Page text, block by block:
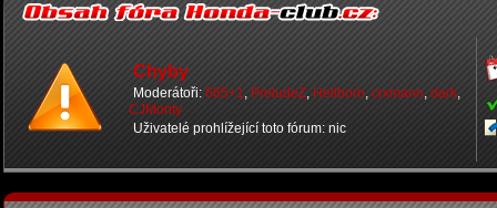
Chyby
Moderátoři: 665+1, PreludeZ, Hellborn, crxmann, dark,
CJMonty
Uživatelé prohlížející toto fórum: nic